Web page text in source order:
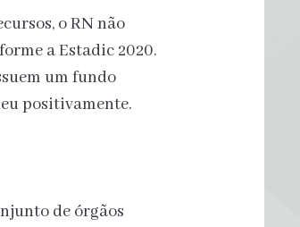
o RN não
a Estadic 2020.
um fundo
positivamente.
de órgãos